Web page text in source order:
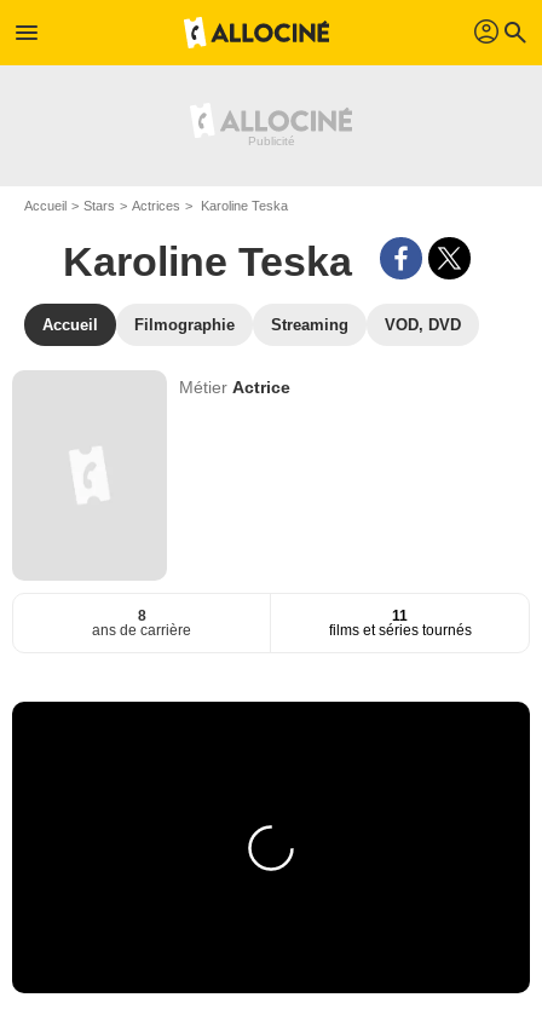
menu profil search
Accueil Stars Actrices Karoline Teska
Karoline Teska
Accueil Filmographie Streaming VOD, DVD
MétierActrice
8
ans de carrière
11
films et séries tournés